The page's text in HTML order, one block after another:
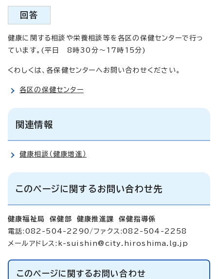
回答
健康に関する相談や栄養相談等を各区の保健センターで行っ
ています。(平日 8時30分～17時15分)
くわしくは、各保健センターへお問い合わせください。
各区の保健センター
関連情報
健康相談（健康増進）
このページに関するお問い合わせ先
健康福祉局 保健部 健康推進課 保健指導係
電話:082-504-2290/ファクス:082-504-2258
メールアドレス: k-suishin@city.hiroshima.lg.jp
このページに関するお問い合わせ